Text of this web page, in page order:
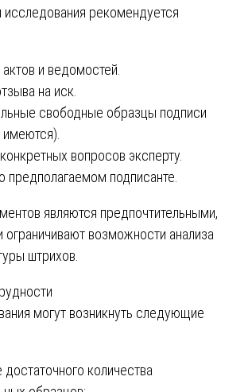
рекомендуется
и ведомостей.
на иск.
свободные образцы подписи
вопросов эксперту.
предполагаемом подписанте.
являются предпочтительными,
ограничивают возможности анализа
штрихов.
могут возникнуть следующие
достаточного количества